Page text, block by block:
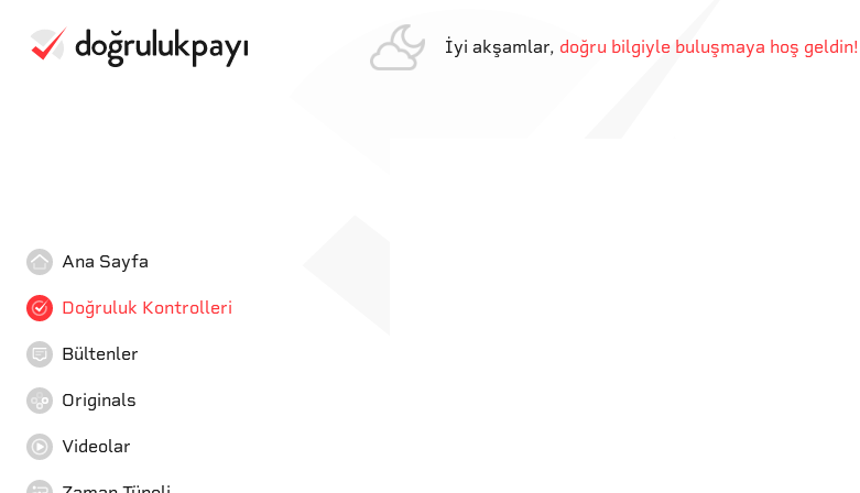
İyi akşamlar, doğru bilgiyle buluşmaya hoş geldin!
Ana Sayfa
Doğruluk Kontrolleri
Bültenler
Originals
Videolar